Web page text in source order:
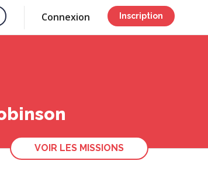
Connexion Inscription
VOIR LES MISSIONS